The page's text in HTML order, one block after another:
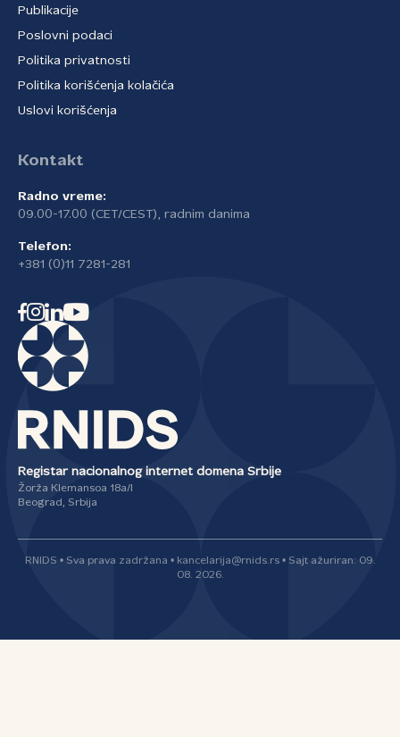
Publikacije
Poslovni podaci
Politika privatnosti
Politika korišćenja kolačića
Uslovi korišćenja
Kontakt
Radno vreme:
09.00-17.00 (CET/CEST), radnim danima
Telefon:
+381 (0)11 7281-281
Registar nacionalnog internet domena Srbije
Žorža Klemansoa 18a/I
Beograd, Srbija
RNIDS • Sva prava zadržana • kancelarija@rnids.rs • Sajt ažuriran: 09.
08. 2026.